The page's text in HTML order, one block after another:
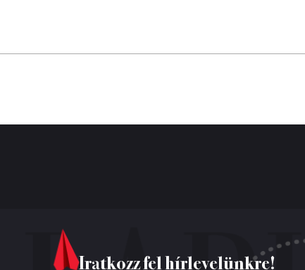
Iratkozz fel hírlevelünkre!